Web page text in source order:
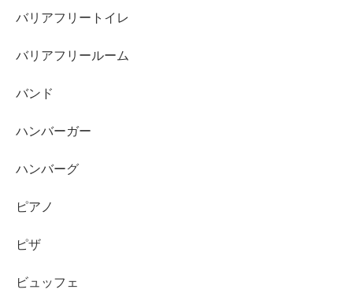
バリアフリートイレ
バリアフリールーム
バンド
ハンバーガー
ハンバーグ
ピアノ
ピザ
ビュッフェ